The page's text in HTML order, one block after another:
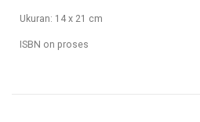
Ukuran: 14 x 21 cm
ISBN on proses